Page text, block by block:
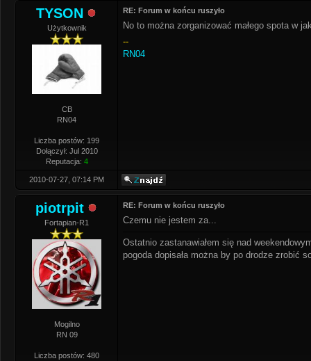
TYSON
Użytkownik
CB
RN04
Liczba postów: 199
Dołączył: Jul 2010
Reputacja: 4
RE: Forum w końcu ruszyło
No to można zorganizować małego spota w
--
RN04
2010-07-27, 07:14 PM
piotrpit
Fortapian-R1
Mogilno
RN 09
Liczba postów: 480
RE: Forum w końcu ruszyło
Czemu nie jestem za...
Ostatnio zastanawiałem się nad
pogoda dopisała można by po drodze zrobić